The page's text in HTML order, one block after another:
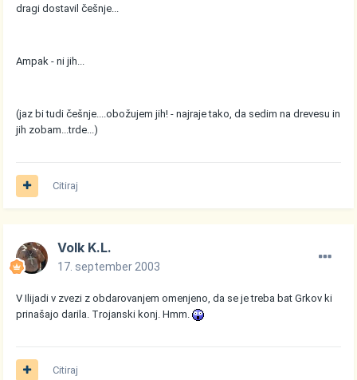
dragi dostavil češnje...
Ampak - ni jih...
(jaz bi tudi češnje....obožujem jih! - najraje tako, da sedim na drevesu in
jih zobam...trde...)
Citiraj
Volk K.L.
17. september 2003
V Ilijadi v zvezi z obdarovanjem omenjeno, da se je treba bat Grkov ki
prinašajo darila. Trojanski konj. Hmm.
Citiraj